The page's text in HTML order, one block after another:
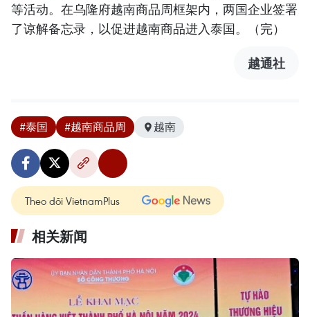
等活动。在乌隆府越南商品周框架内，两国企业签署
了谅解备忘录，以促进越南商品进入泰国。（完）
越通社
#泰国 #越南商品周 越南
Theo dõi VietnamPlus
相关新闻